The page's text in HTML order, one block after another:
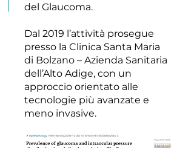
del Glaucoma.
Dal 2019 l’attività prosegue
presso la Clinica Santa Maria
di Bolzano – Azienda Sanitaria
dell’Alto Adige, con un
approccio orientato alle
tecnologie più avanzate e
meno invasive.